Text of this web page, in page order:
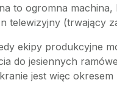
to ogromna
telewizyjny (trwający
ekipy produkcyjne
do jesiennych
jest więc